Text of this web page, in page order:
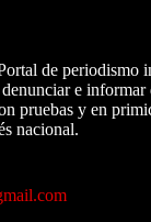
de periodismo
e informar
pruebas y en
nacional.